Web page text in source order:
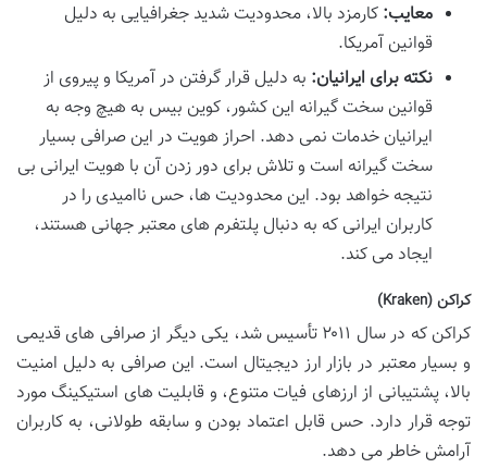
معایب: کارمزد بالا، محدودیت شدید جغرافیایی به دلیل
قوانین آمریکا.
نکته برای ایرانیان: به دلیل قرار گرفتن در آمریکا و پیروی از
قوانین سخت گیرانه این کشور، کوین بیس به هیچ وجه به
ایرانیان خدمات نمی دهد. احراز هویت در این صرافی بسیار
سخت گیرانه است و تلاش برای دور زدن آن با هویت ایرانی بی
نتیجه خواهد بود. این محدودیت ها، حس ناامیدی را در
کاربران ایرانی که به دنبال پلتفرم های معتبر جهانی هستند،
ایجاد می کند.
کراکن (Kraken)
کراکن که در سال ۲۰۱۱ تأسیس شد، یکی دیگر از صرافی های قدیمی
و بسیار معتبر در بازار ارز دیجیتال است. این صرافی به دلیل امنیت
بالا، پشتیبانی از ارزهای فیات متنوع، و قابلیت های استیکینگ مورد
توجه قرار دارد. حس قابل اعتماد بودن و سابقه طولانی، به کاربران
آرامش خاطر می دهد.